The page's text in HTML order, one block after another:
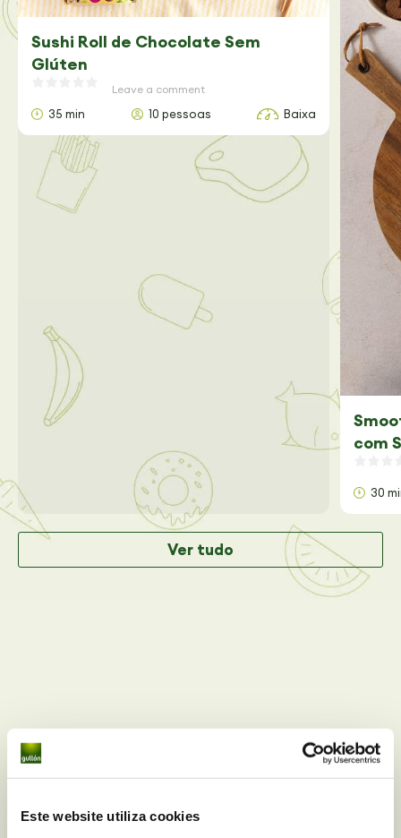
Este website utiliza cookies
Sushi Roll de Chocolate Sem
Glúten
Leave a comment
35 min 10 pessoas Baixa
com
30
Ver tudo
Você tem alguma dúvida